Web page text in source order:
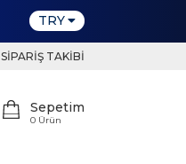
TRY
SIPARIŞ TAKIBI
Sepetim
0 Ürün